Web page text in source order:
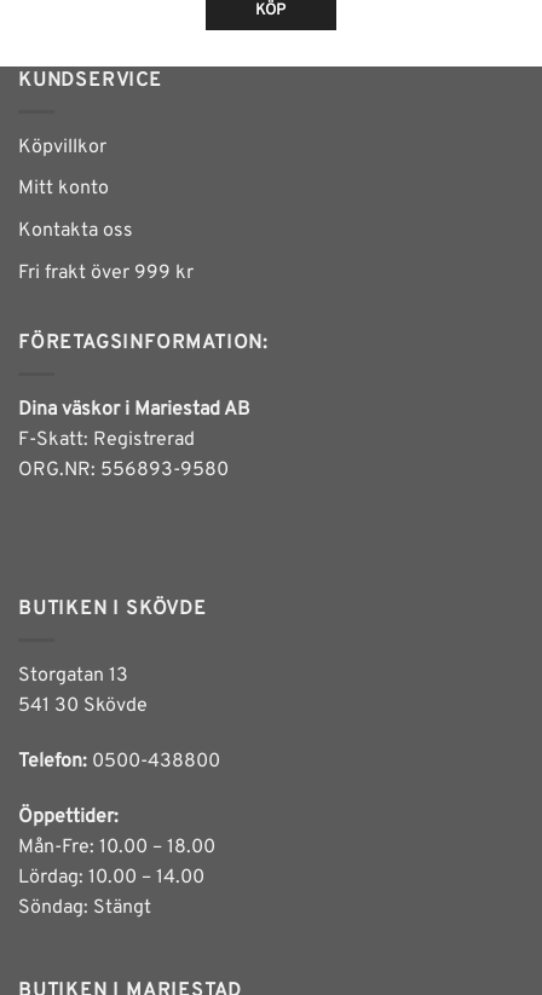
KÖP
KUNDSERVICE
Köpvillkor
Mitt konto
Kontakta oss
Fri frakt över 999 kr
FÖRETAGSINFORMATION:
Dina väskor i Mariestad AB
F-Skatt: Registrerad
ORG.NR: 556893-9580
BUTIKEN I SKÖVDE
Storgatan 13
541 30 Skövde
Telefon: 0500-438800
Öppettider:
Mån-Fre: 10.00 – 18.00
Lördag: 10.00 – 14.00
Söndag: Stängt